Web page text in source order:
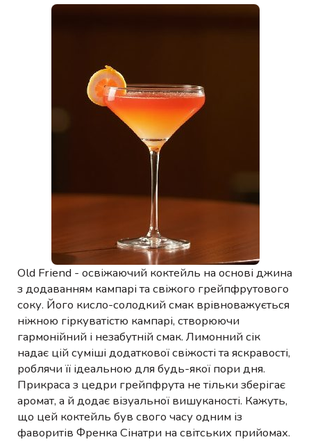
Old Friend - освіжаючий коктейль на основі джина
з додаванням кампарі та свіжого грейпфрутового
соку. Його кисло-солодкий смак врівноважується
ніжною гіркуватістю кампарі, створюючи
гармонійний і незабутній смак. Лимонний сік
надає цій суміші додаткової свіжості та яскравості,
роблячи її ідеальною для будь-якої пори дня.
Прикраса з цедри грейпфрута не тільки зберігає
аромат, а й додає візуальної вишуканості. Кажуть,
що цей коктейль був свого часу одним із
фаворитів Френка Сінатри на світських прийомах.